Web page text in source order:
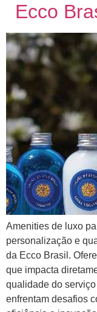
Ecco
Amenities de luxo
personalização e
da Ecco Brasil.
que impacta
qualidade do
enfrentam desafios